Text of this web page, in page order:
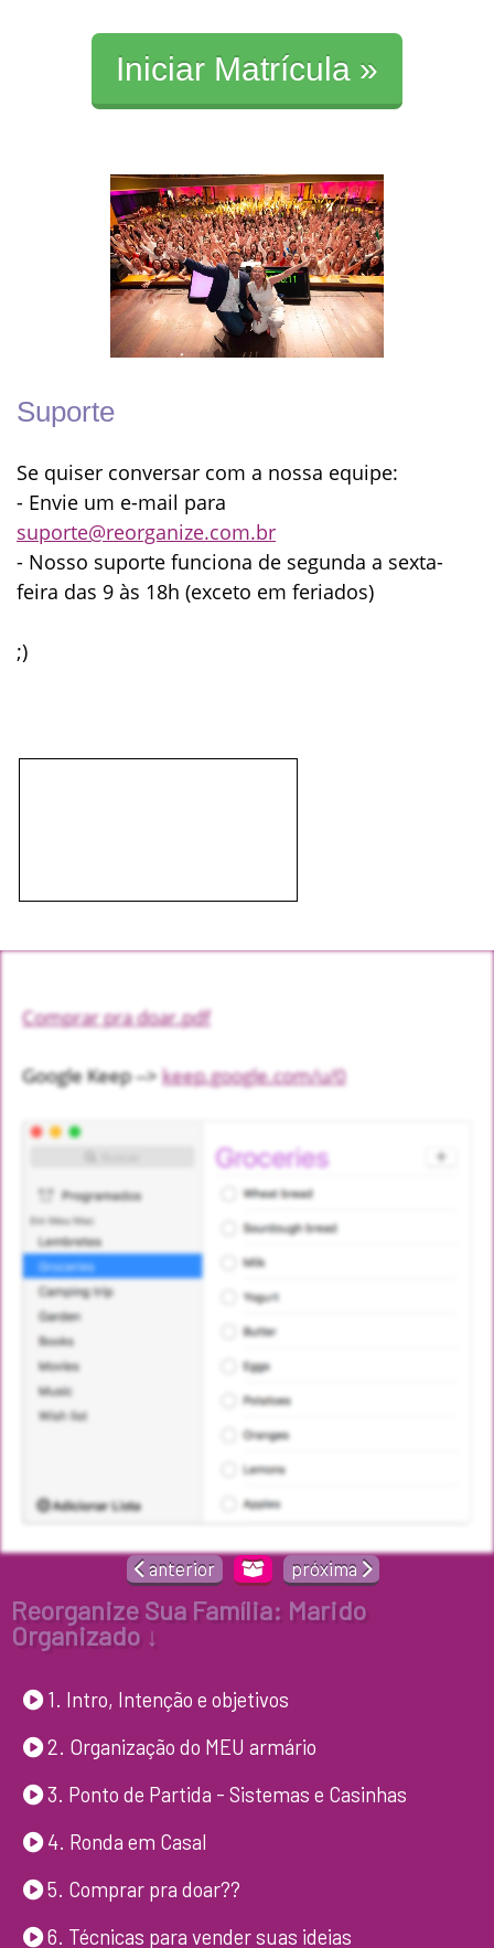
Iniciar Matrícula »
Suporte
Se quiser conversar com a nossa equipe:
- Envie um e-mail para
suporte@reorganize.com.br
- Nosso suporte funciona de segunda a sexta-
feira das 9 às 18h (exceto em feriados)
;)
Comprar pra doar.pdf
Google Keep -->keep.google.com/u/0
anterior próxima
Reorganize Sua Família: Marido
Organizado ↓
1. Intro, Intenção e objetivos
2. Organização do MEU armário
3. Ponto de Partida - Sistemas e Casinhas
4. Ronda em Casal
5. Comprar pra doar??
6. Técnicas para vender suas ideias